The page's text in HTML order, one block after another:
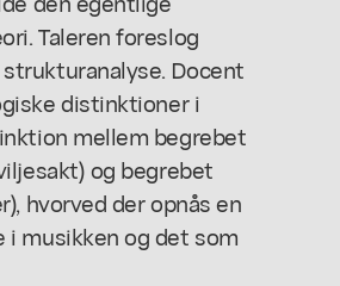
Taleren foreslog
Docent
distinktioner i
mellem begrebet
og begrebet
hvorved der opnås en
i musikken og det som